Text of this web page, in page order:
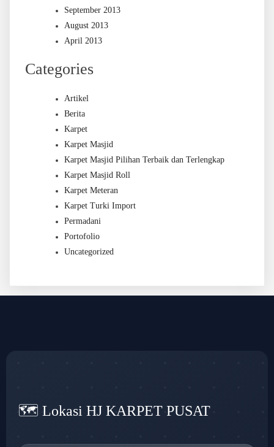
September 2013
August 2013
April 2013
Categories
Artikel
Berita
Karpet
Karpet Masjid
Karpet Masjid Pilihan Terbaik dan Terlengkap
Karpet Masjid Roll
Karpet Meteran
Karpet Turki Import
Permadani
Portofolio
Uncategorized
🗺️ Lokasi HJ KARPET PUSAT